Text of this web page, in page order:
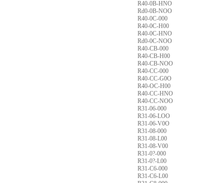
R40-0B-HNO
Rd0-0B-NOO
R40-0C-000
R40-0C-H00
R40-0C-HNO
Rd0-0C-NOO
R40-CB-000
R40-CB-H00
R40-CB-NOO
R40-CC-000
R40-CC-G0O
R40-OC-H00
R40-CC-HNO
R40-CC-NOO
R31-06-000
R31-06-LOO
R31-06-V0O
R31-08-000
R31-08-L00
R31-08-V00
R31-0?-000
R31-0?-L00
R31-C6-000
R31-C6-L00